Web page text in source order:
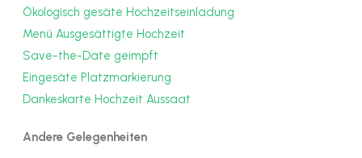
Ökologisch gesäte Hochzeitseinladung
Menü Ausgesättigte Hochzeit
Save-the-Date geimpft
Eingesäte Platzmarkierung
Dankeskarte Hochzeit Aussaat
Andere Gelegenheiten